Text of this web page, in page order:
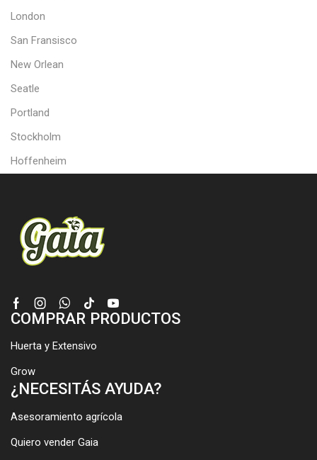
London
San Fransisco
New Orlean
Seatle
Portland
Stockholm
Hoffenheim
FacebookInstagramWhatsapp
Tik- Youtube
COMPRAR PRODUCTOS
Huerta y Extensivo
Grow
¿NECESITÁS AYUDA?
Asesoramiento agrícola
Quiero vender Gaia